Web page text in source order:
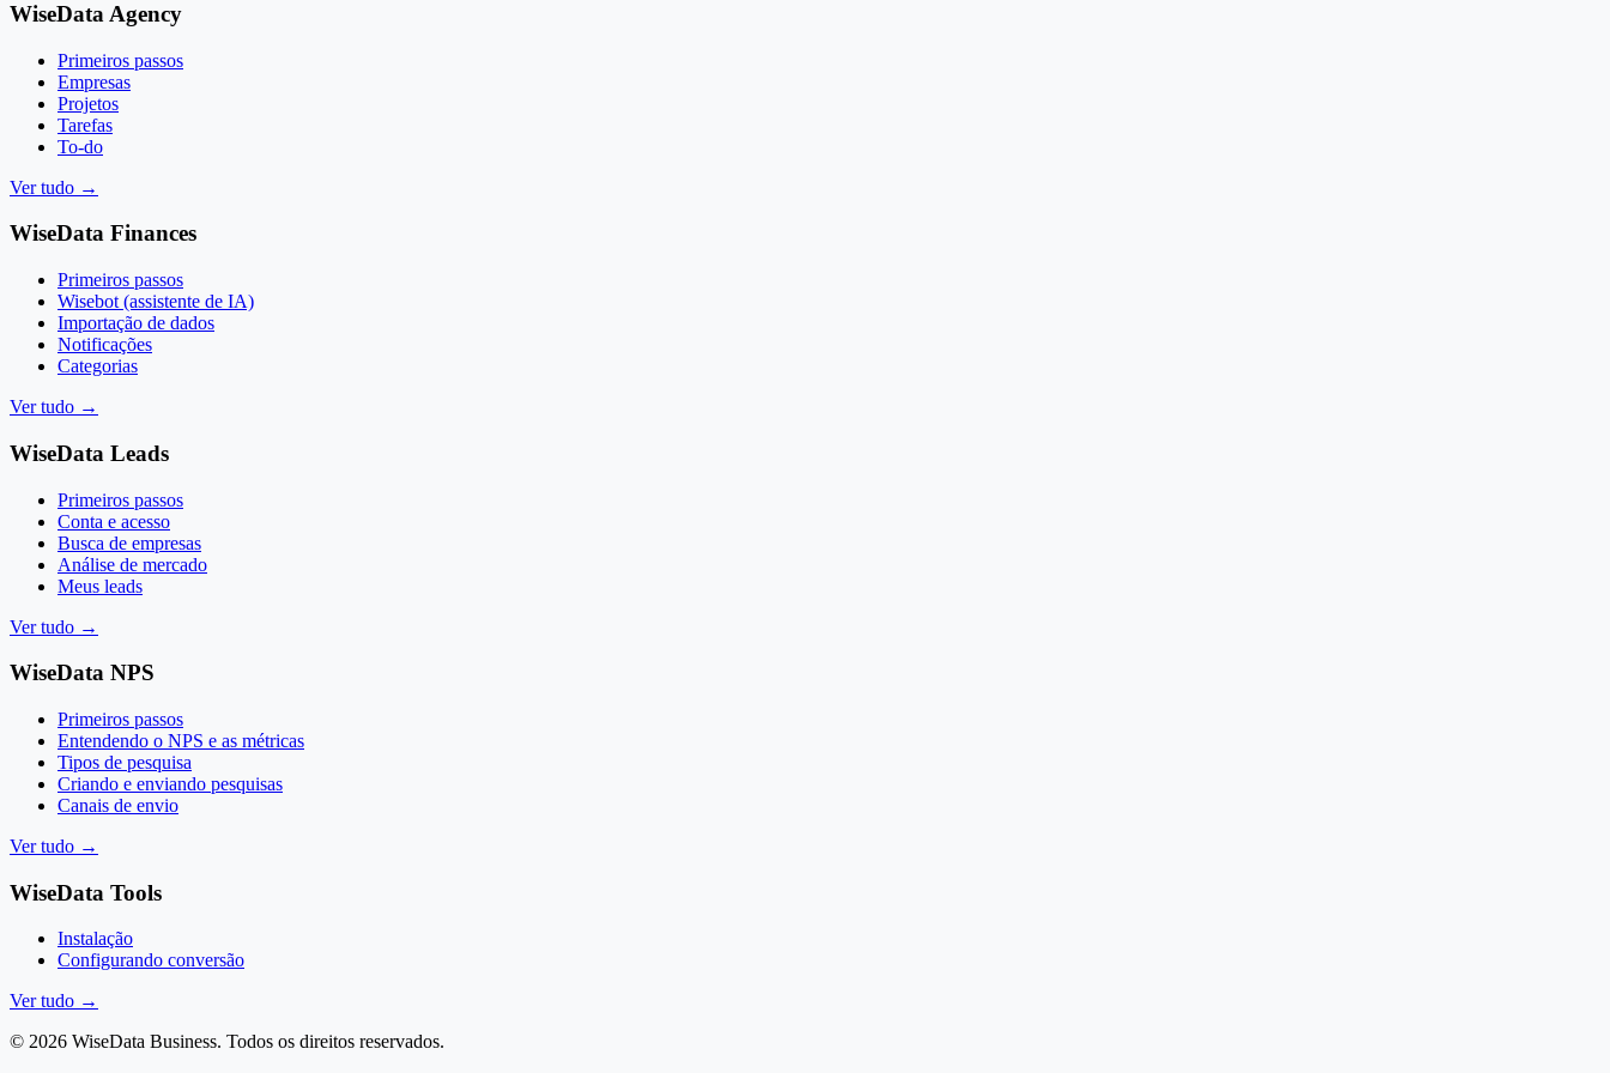
WiseData Agency
Primeiros passos
Empresas
Projetos
Tarefas
To-do
Ver tudo →
WiseData Finances
Primeiros passos
Wisebot (assistente de IA)
Importação de dados
Notificações
Categorias
Ver tudo →
WiseData Leads
Primeiros passos
Conta e acesso
Busca de empresas
Análise de mercado
Meus leads
Ver tudo →
WiseData NPS
Primeiros passos
Entendendo o NPS e as métricas
Tipos de pesquisa
Criando e enviando pesquisas
Canais de envio
Ver tudo →
WiseData Tools
Instalação
Configurando conversão
Ver tudo →
© 2026 WiseData Business. Todos os direitos reservados.